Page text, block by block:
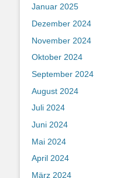
Januar 2025
Dezember 2024
November 2024
Oktober 2024
September 2024
August 2024
Juli 2024
Juni 2024
Mai 2024
April 2024
März 2024